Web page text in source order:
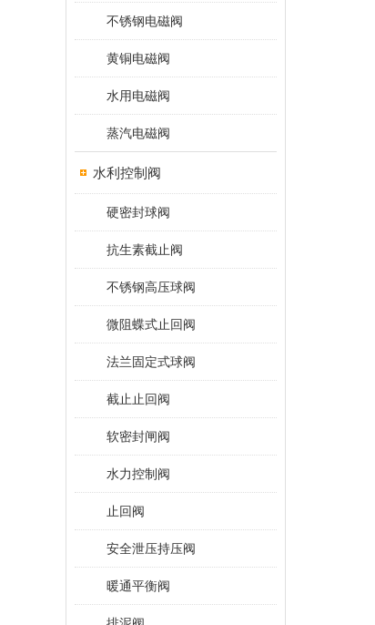
不锈钢电磁阀
黄铜电磁阀
水用电磁阀
蒸汽电磁阀
水利控制阀
硬密封球阀
抗生素截止阀
不锈钢高压球阀
微阻蝶式止回阀
法兰固定式球阀
截止止回阀
软密封闸阀
水力控制阀
止回阀
安全泄压持压阀
暖通平衡阀